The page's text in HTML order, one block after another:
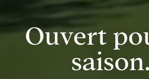
Ouvert
saison.